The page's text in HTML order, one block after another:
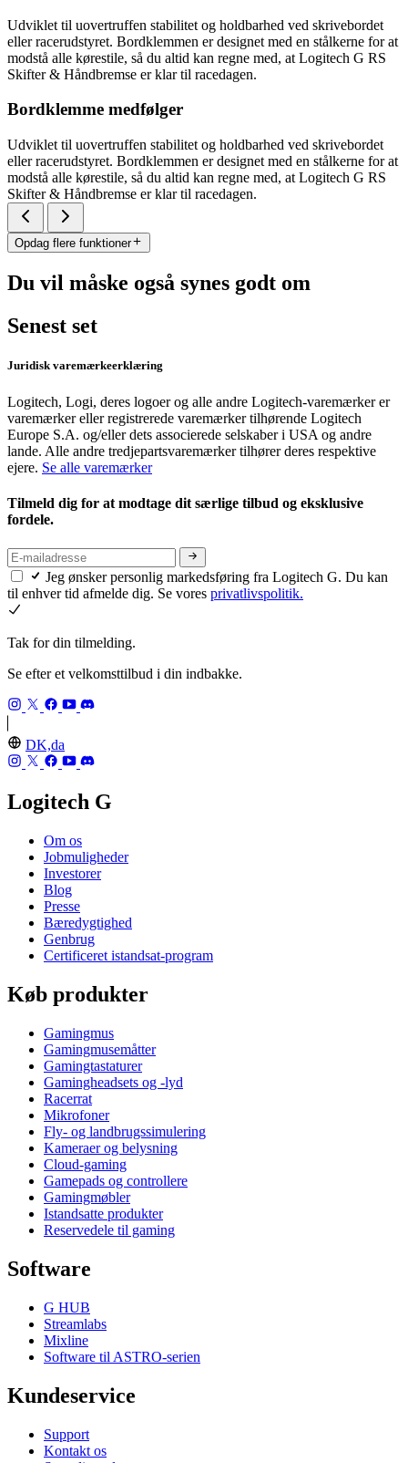
Udviklet til uovertruffen stabilitet og holdbarhed ved skrivebordet
eller racerudstyret. Bordklemmen er designet med en stålkerne for at
modstå alle kørestile, så du altid kan regne med, at Logitech G RS
Skifter & Håndbremse er klar til racedagen.
Bordklemme medfølger
Udviklet til uovertruffen stabilitet og holdbarhed ved skrivebordet
eller racerudstyret. Bordklemmen er designet med en stålkerne for at
modstå alle kørestile, så du altid kan regne med, at Logitech G RS
Skifter & Håndbremse er klar til racedagen.
Opdag flere funktioner
Du vil måske også synes godt om
Senest set
Juridisk varemærkeerklæring
Logitech, Logi, deres logoer og alle andre Logitech-varemærker er
varemærker eller registrerede varemærker tilhørende Logitech
Europe S.A. og/eller dets associerede selskaber i USA og andre
lande. Alle andre tredjepartsvaremærker tilhører deres respektive
ejere. Se alle varemærker
Tilmeld dig for at modtage dit særlige tilbud og eksklusive
fordele.
Jeg ønsker personlig markedsføring fra Logitech G. Du kan
til enhver tid afmelde dig. Se vores privatlivspolitik.
Tak for din tilmelding.
Se efter et velkomsttilbud i din indbakke.
DK,da
Logitech G
Om os
Jobmuligheder
Investorer
Blog
Presse
Bæredygtighed
Genbrug
Certificeret istandsat-program
Køb produkter
Gamingmus
Gamingmusemåtter
Gamingtastaturer
Gamingheadsets og -lyd
Racerrat
Mikrofoner
Fly- og landbrugssimulering
Kameraer og belysning
Cloud-gaming
Gamepads og controllere
Gamingmøbler
Istandsatte produkter
Reservedele til gaming
Software
G HUB
Streamlabs
Mixline
Software til ASTRO-serien
Kundeservice
Support
Kontakt os